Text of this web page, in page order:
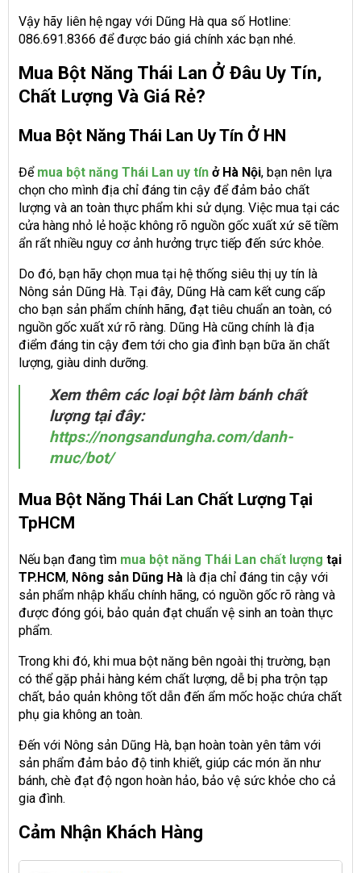
Vậy hãy liên hệ ngay với Dũng Hà qua số Hotline:
086.691.8366 để được báo giá chính xác bạn nhé.
Mua Bột Năng Thái Lan Ở Đâu Uy Tín,
Chất Lượng Và Giá Rẻ?
Mua Bột Năng Thái Lan Uy Tín Ở HN
Để mua bột năng Thái Lan uy tín ở Hà Nội, bạn nên lựa
chọn cho mình địa chỉ đáng tin cậy để đảm bảo chất
lượng và an toàn thực phẩm khi sử dụng. Việc mua tại các
cửa hàng nhỏ lẻ hoặc không rõ nguồn gốc xuất xứ sẽ tiềm
ẩn rất nhiều nguy cơ ảnh hưởng trực tiếp đến sức khỏe.
Do đó, bạn hãy chọn mua tại hệ thống siêu thị uy tín là
Nông sản Dũng Hà. Tại đây, Dũng Hà cam kết cung cấp
cho bạn sản phẩm chính hãng, đạt tiêu chuẩn an toàn, có
nguồn gốc xuất xứ rõ ràng. Dũng Hà cũng chính là địa
điểm đáng tin cậy đem tới cho gia đình bạn bữa ăn chất
lượng, giàu dinh dưỡng.
Xem thêm các loại bột làm bánh chất
lượng tại đây:
https://nongsandungha.com/danh-
muc/bot/
Mua Bột Năng Thái Lan Chất Lượng Tại
TpHCM
Nếu bạn đang tìm mua bột năng Thái Lan chất lượng tại
TP.HCM, Nông sản Dũng Hà là địa chỉ đáng tin cậy với
sản phẩm nhập khẩu chính hãng, có nguồn gốc rõ ràng và
được đóng gói, bảo quản đạt chuẩn vệ sinh an toàn thực
phẩm.
Trong khi đó, khi mua bột năng bên ngoài thị trường, bạn
có thể gặp phải hàng kém chất lượng, dễ bị pha trộn tạp
chất, bảo quản không tốt dẫn đến ẩm mốc hoặc chứa chất
phụ gia không an toàn.
Đến với Nông sản Dũng Hà, bạn hoàn toàn yên tâm với
sản phẩm đảm bảo độ tinh khiết, giúp các món ăn như
bánh, chè đạt độ ngon hoàn hảo, bảo vệ sức khỏe cho cả
gia đình.
Cảm Nhận Khách Hàng